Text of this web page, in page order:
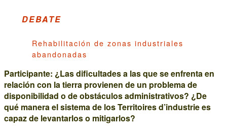
DEBATE
Rehabilitación de zonas industriales
abandonadas
Participante: ¿Las dificultades a las que se enfrenta en
relación con la tierra provienen de un problema de
disponibilidad o de obstáculos administrativos? ¿De
qué manera el sistema de los Territoires d’industrie es
capaz de levantarlos o mitigarlos?